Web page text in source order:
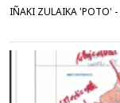
IÑAKI ZULAIKA 'POTO' -